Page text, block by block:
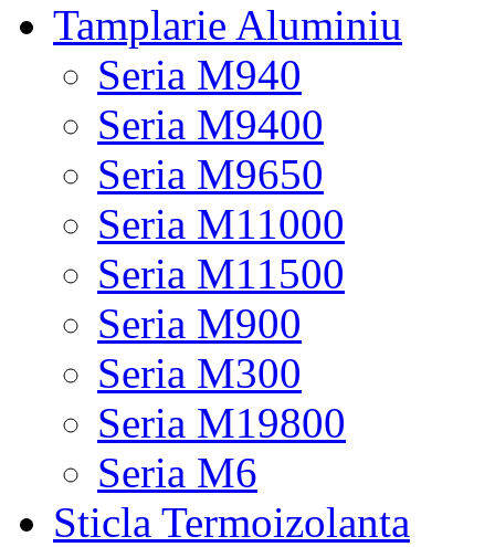
Tamplarie Aluminiu
Seria M940
Seria M9400
Seria M9650
Seria M11000
Seria M11500
Seria M900
Seria M300
Seria M19800
Seria M6
Sticla Termoizolanta